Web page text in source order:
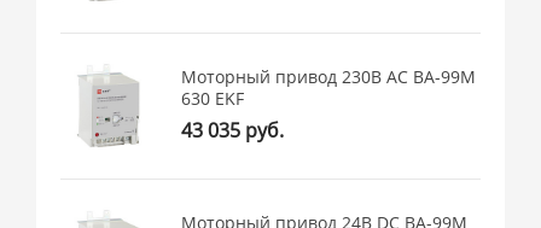
Моторный привод 230B АС ВА-99M
630 EKF
43 035 руб.
Моторный привод 24В DC ВА-99M